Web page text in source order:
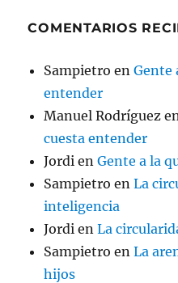
COMENTARIOS
Sampietro enGente
entender
Manuel Rodríguez
cuesta entender
Jordi enGente a la
Sampietro enLa
inteligencia
Jordi enLa
Sampietro enLa
hijos